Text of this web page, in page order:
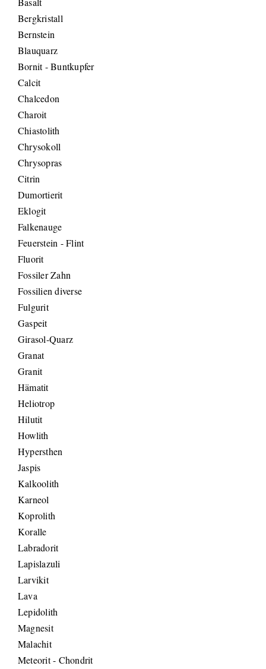
Bergkristall
Bernstein
Blauquarz
Bornit - Buntkupfer
Calcit
Chalcedon
Charoit
Chiastolith
Chrysokoll
Chrysopras
Citrin
Dumortierit
Eklogit
Falkenauge
Feuerstein - Flint
Fluorit
Fossiler Zahn
Fossilien diverse
Fulgurit
Gaspeit
Girasol-Quarz
Granat
Granit
Hämatit
Heliotrop
Hilutit
Howlith
Hypersthen
Jaspis
Kalkoolith
Karneol
Koprolith
Koralle
Labradorit
Lapislazuli
Larvikit
Lava
Lepidolith
Magnesit
Malachit
Meteorit - Chondrit